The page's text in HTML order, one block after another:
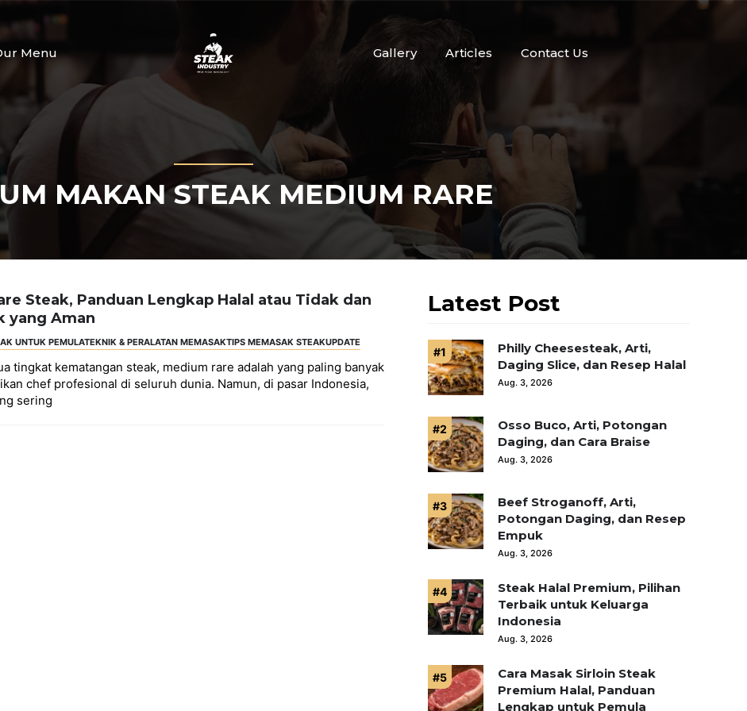
Menu Gallery Articles Contact Us
MAKAN STEAK MEDIUM RARE
Steak, Panduan Lengkap Halal atau Tidak dan
yang Aman
UNTUK PEMULATEKNIK & PERALATAN MEMASAKTIPS MEMASAK STEAKUPDATE
tingkat kematangan steak, medium rare adalah yang paling banyak
chef profesional di seluruh dunia. Namun, di pasar Indonesia,
sering
Latest Post
Philly Cheesesteak, Arti,
Daging Slice, dan Resep Halal
Aug. 3, 2026
Osso Buco, Arti, Potongan
Daging, dan Cara Braise
Aug. 3, 2026
Beef Stroganoff, Arti,
Potongan Daging, dan Resep
Empuk
Aug. 3, 2026
Steak Halal Premium, Pilihan
Terbaik untuk Keluarga
Indonesia
Aug. 3, 2026
Cara Masak Sirloin Steak
Premium Halal, Panduan
Lengkap untuk Pemula